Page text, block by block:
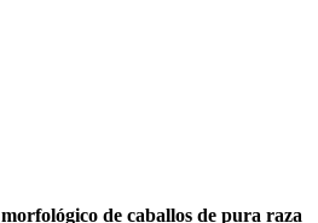
de caballos de pura raza